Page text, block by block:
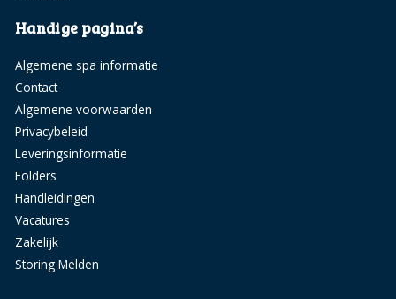
Handige pagina’s
Algemene spa informatie
Contact
Algemene voorwaarden
Privacybeleid
Leveringsinformatie
Folders
Handleidingen
Vacatures
Zakelijk
Storing Melden